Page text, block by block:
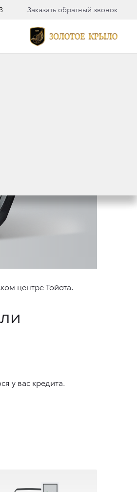
Заказать обратный звонок
центре Тойота.
у вас кредита.